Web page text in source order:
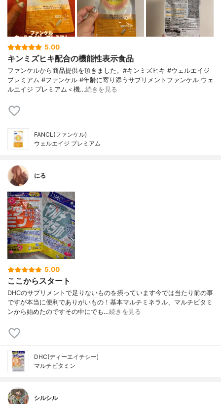
5.00
キンミズヒキ配合の機能性表示食品
ファンケルから商品提供を頂きました。#キンミズヒキ #ウェルエイジ
プレミアム #ファンケル #年齢に寄り添うサプリメントファンケル ウェ
ルエイジ プレミアム＜機…続きを見る
FANCL(ファンケル)
ウェルエイジ プレミアム
にる
5.00
ここからスタート
DHCのサプリメントで足りないものを摂っています今では当たり前の事
ですが本当に便利でありがいもの！基本マルチミネラル、マルチビタミ
ンから始めたのですその中にでも…続きを見る
DHC(ディーエイチシー)
マルチビタミン
シルシル